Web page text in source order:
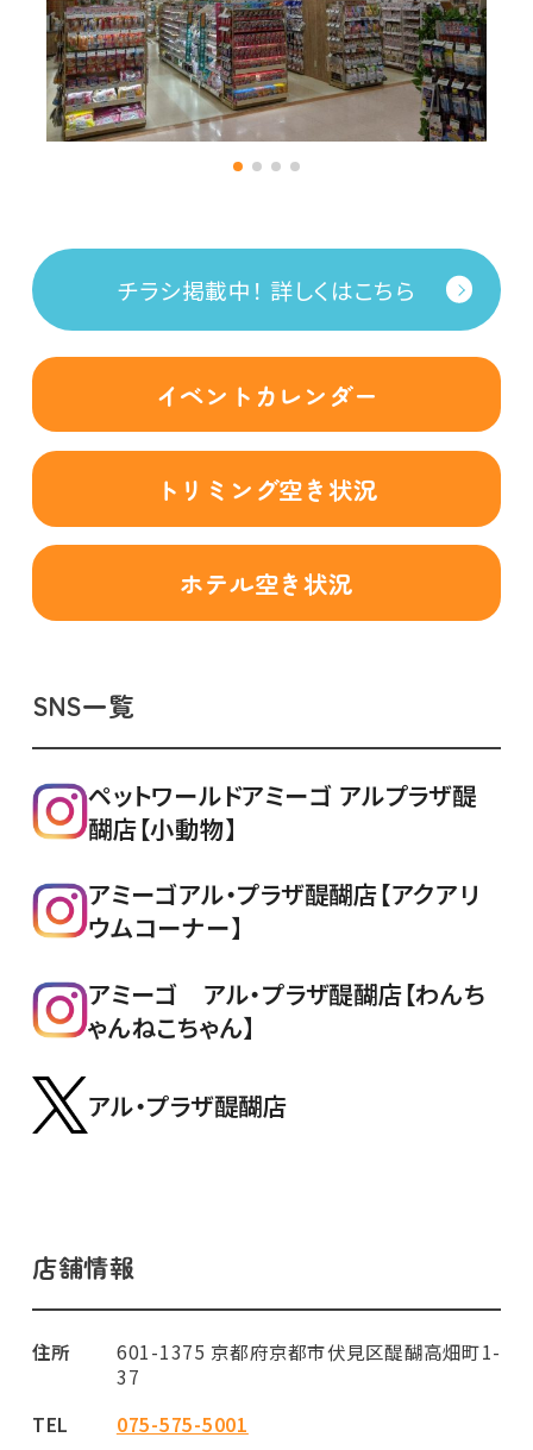
チラシ掲載中！ 詳しくはこちら
イベントカレンダー
トリミング空き状況
ホテル空き状況
SNS一覧
ペットワールドアミーゴ アルプラザ醍
醐店【小動物】
アミーゴアル・プラザ醍醐店【アクアリ
ウムコーナー】
アミーゴ アル・プラザ醍醐店【わんち
ゃんねこちゃん】
アル・プラザ醍醐店
店舗情報
住所
601-1375 京都府京都市伏見区醍醐高畑町1-
37
TEL
075-575-5001